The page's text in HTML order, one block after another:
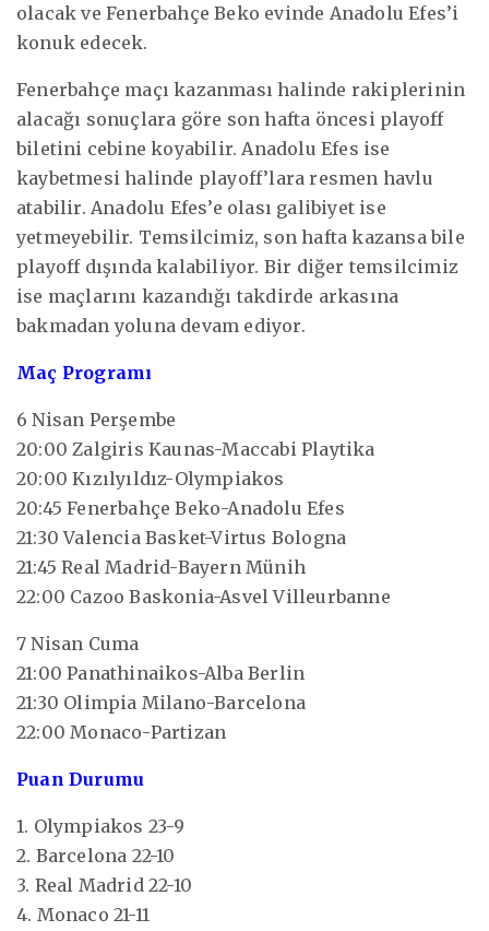
olacak ve Fenerbahçe Beko evinde Anadolu Efes’i
konuk edecek.
Fenerbahçe maçı kazanması halinde rakiplerinin
alacağı sonuçlara göre son hafta öncesi playoff
biletini cebine koyabilir. Anadolu Efes ise
kaybetmesi halinde playoff’lara resmen havlu
atabilir. Anadolu Efes’e olası galibiyet ise
yetmeyebilir. Temsilcimiz, son hafta kazansa bile
playoff dışında kalabiliyor. Bir diğer temsilcimiz
ise maçlarını kazandığı takdirde arkasına
bakmadan yoluna devam ediyor.
Maç Programı
6 Nisan Perşembe
20:00 Zalgiris Kaunas-Maccabi Playtika
20:00 Kızılyıldız-Olympiakos
20:45 Fenerbahçe Beko-Anadolu Efes
21:30 Valencia Basket-Virtus Bologna
21:45 Real Madrid-Bayern Münih
22:00 Cazoo Baskonia-Asvel Villeurbanne
7 Nisan Cuma
21:00 Panathinaikos-Alba Berlin
21:30 Olimpia Milano-Barcelona
22:00 Monaco-Partizan
Puan Durumu
1. Olympiakos 23-9
2. Barcelona 22-10
3. Real Madrid 22-10
4. Monaco 21-11